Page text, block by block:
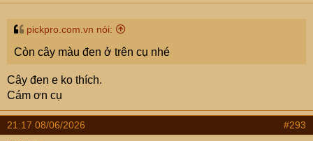
sẽKHÔNGgửi, tránh lãng phí. Vì không phải ai
cũng thích treo thêm móc khóa vì nó có phần vướng
víu.
pickpro.com.vn nói:
Còn cây màu đen ở trên cụ nhé
Cây đen e ko thích.
Cám ơn cụ
21:17 08/06/2026 #293